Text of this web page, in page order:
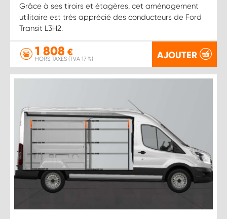
Grâce à ses tiroirs et étagères, cet aménagement
utilitaire est très apprécié des conducteurs de Ford
Transit L3H2.
1 808 €
HORS TAXES (TVA 17 %) AJOUTER